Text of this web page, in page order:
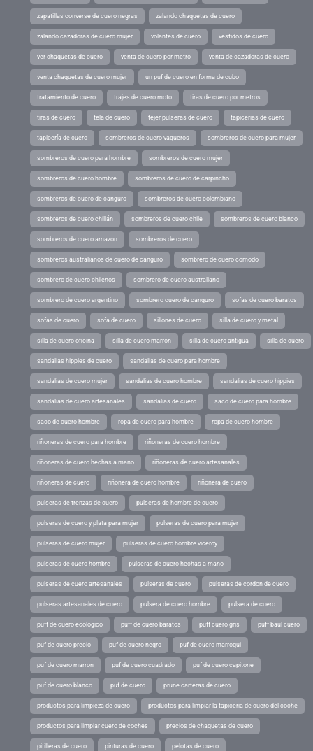
zapatillas converse de cuero negras zalando chaquetas de cuero
zalando cazadoras de cuero mujer volantes de cuero vestidos de cuero
ver chaquetas de cuero venta de cuero por metro venta de cazadoras de cuero
venta chaquetas de cuero mujer un puf de cuero en forma de cubo
tratamiento de cuero trajes de cuero moto tiras de cuero por metros
tiras de cuero tela de cuero tejer pulseras de cuero tapicerias de cuero
tapicería de cuero sombreros de cuero vaqueros sombreros de cuero para mujer
sombreros de cuero para hombre sombreros de cuero mujer
sombreros de cuero hombre sombreros de cuero de carpincho
sombreros de cuero de canguro sombreros de cuero colombiano
sombreros de cuero chillán sombreros de cuero chile sombreros de cuero blanco
sombreros de cuero amazon sombreros de cuero
sombreros australianos de cuero de canguro sombrero de cuero comodo
sombrero de cuero chilenos sombrero de cuero australiano
sombrero de cuero argentino sombrero cuero de canguro sofas de cuero baratos
sofas de cuero sofa de cuero sillones de cuero silla de cuero y metal
silla de cuero oficina silla de cuero marron silla de cuero antigua silla de cuero
sandalias hippies de cuero sandalias de cuero para hombre
sandalias de cuero mujer sandalias de cuero hombre sandalias de cuero hippies
sandalias de cuero artesanales sandalias de cuero saco de cuero para hombre
saco de cuero hombre ropa de cuero para hombre ropa de cuero hombre
riñoneras de cuero para hombre riñoneras de cuero hombre
riñoneras de cuero hechas a mano riñoneras de cuero artesanales
riñoneras de cuero riñonera de cuero hombre riñonera de cuero
pulseras de trenzas de cuero pulseras de hombre de cuero
pulseras de cuero y plata para mujer pulseras de cuero para mujer
pulseras de cuero mujer pulseras de cuero hombre viceroy
pulseras de cuero hombre pulseras de cuero hechas a mano
pulseras de cuero artesanales pulseras de cuero pulseras de cordon de cuero
pulseras artesanales de cuero pulsera de cuero hombre pulsera de cuero
puff de cuero ecologico puff de cuero baratos puff cuero gris puff baul cuero
puf de cuero precio puf de cuero negro puf de cuero marroqui
puf de cuero marron puf de cuero cuadrado puf de cuero capitone
puf de cuero blanco puf de cuero prune carteras de cuero
productos para limpieza de cuero productos para limpiar la tapiceria de cuero del coche
productos para limpiar cuero de coches precios de chaquetas de cuero
pitilleras de cuero pinturas de cuero pelotas de cuero